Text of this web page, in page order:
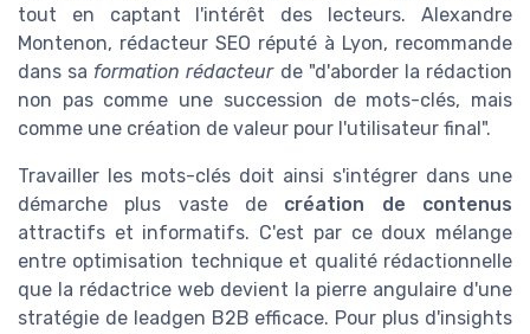
tout en captant l'intérêt des lecteurs. Alexandre
Montenon, rédacteur SEO réputé à Lyon, recommande
dans sa formation rédacteurde "d'aborder la rédaction
non pas comme une succession de mots-clés, mais
comme une création de valeur pour l'utilisateur final".
Travailler les mots-clés doit ainsi s'intégrer dans une
démarche plus vaste de création de contenus
attractifs et informatifs. C'est par ce doux mélange
entre optimisation technique et qualité rédactionnelle
que la rédactrice web devient la pierre angulaire d'une
stratégie de leadgen B2B efficace. Pour plus d'insights